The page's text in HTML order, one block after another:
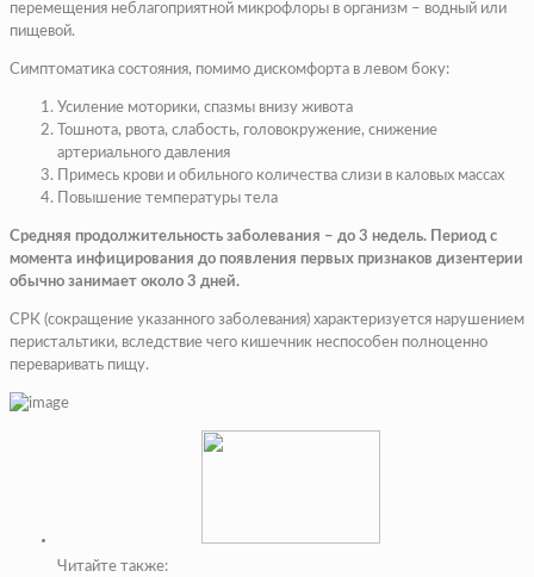
перемещения неблагоприятной микрофлоры в организм – водный или
пищевой.
Симптоматика состояния, помимо дискомфорта в левом боку:
Усиление моторики, спазмы внизу живота
Тошнота, рвота, слабость, головокружение, снижение
артериального давления
Примесь крови и обильного количества слизи в каловых массах
Повышение температуры тела
Средняя продолжительность заболевания – до 3 недель. Период с
момента инфицирования до появления первых признаков дизентерии
обычно занимает около 3 дней.
СРК (сокращение указанного заболевания) характеризуется нарушением
перистальтики, вследствие чего кишечник неспособен полноценно
переваривать пищу.
Читайте также: